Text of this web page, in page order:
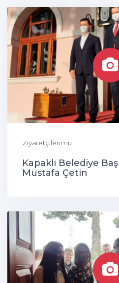
Ziyaretçilerimiz
Kapaklı Belediye
Mustafa Çetin